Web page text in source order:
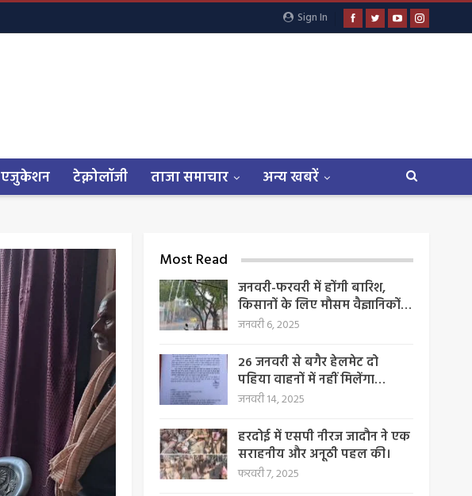
Sign In
एजुकेशन टेक्नोलॉजी ताजा समाचार अन्य खबरें
Most Read
जनवरी-फरवरी में होंगी बारिश,
किसानों के लिए मौसम वैज्ञानिकों…
जनवरी 6, 2025
26 जनवरी से बगैर हेलमेट दो
पहिया वाहनों में नहीं मिलेंगा…
जनवरी 14, 2025
हरदोई में एसपी नीरज जादौन ने एक
सराहनीय और अनूठी पहल की।
फरवरी 7, 2025